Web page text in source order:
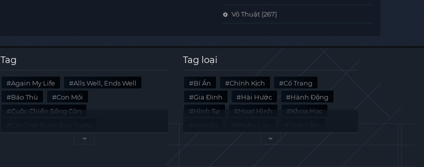
Võ Thuật (267)
Tag
Again My Life
Alls Well, Ends Well
Báo Thù
Con Mồi
Cuộc Chiến Sống Còn
Last Summer
Tag loại
Bí Ẩn Chính Kịch
Cổ Trang
Gia Đình
Hài Hước
Hành Động
Hình Sự
Hoạt Hình
Khoa Học
Tài Liệu
Tâm Lý Viễn Tưởng